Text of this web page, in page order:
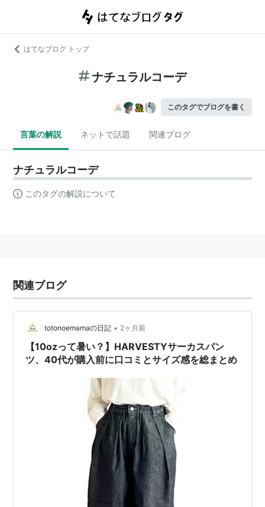
はてなブログ トップ
ナチュラルコーデ
このタグでブログを書く
言葉の解説 ネットで話題 関連ブログ
ナチュラルコーデ
このタグの解説について
関連ブログ
totonoemamaの日記 • 2ヶ月前
【10ozって暑い？】HARVESTYサーカスパン
ツ、40代が購入前に口コミとサイズ感を総まとめ